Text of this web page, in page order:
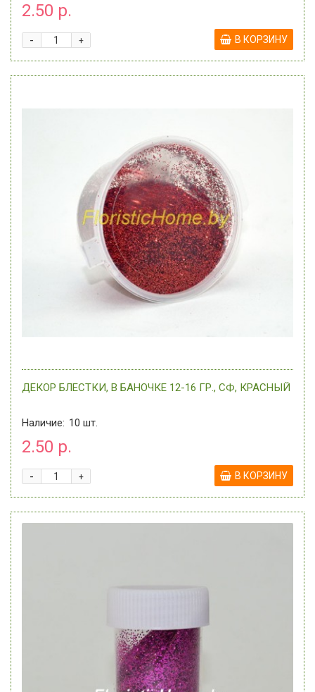
2.50 р.
+
- В КОРЗИНУ
ДЕКОР БЛЕСТКИ, В БАНОЧКЕ 12-16 ГР., СФ, КРАСНЫЙ
Наличие: 10 шт.
2.50 р.
+
- В КОРЗИНУ